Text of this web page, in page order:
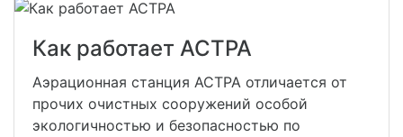
Как работает АСТРА
Аэрационная станция АСТРА отличается от
прочих очистных сооружений особой
экологичностью и безопасностью по